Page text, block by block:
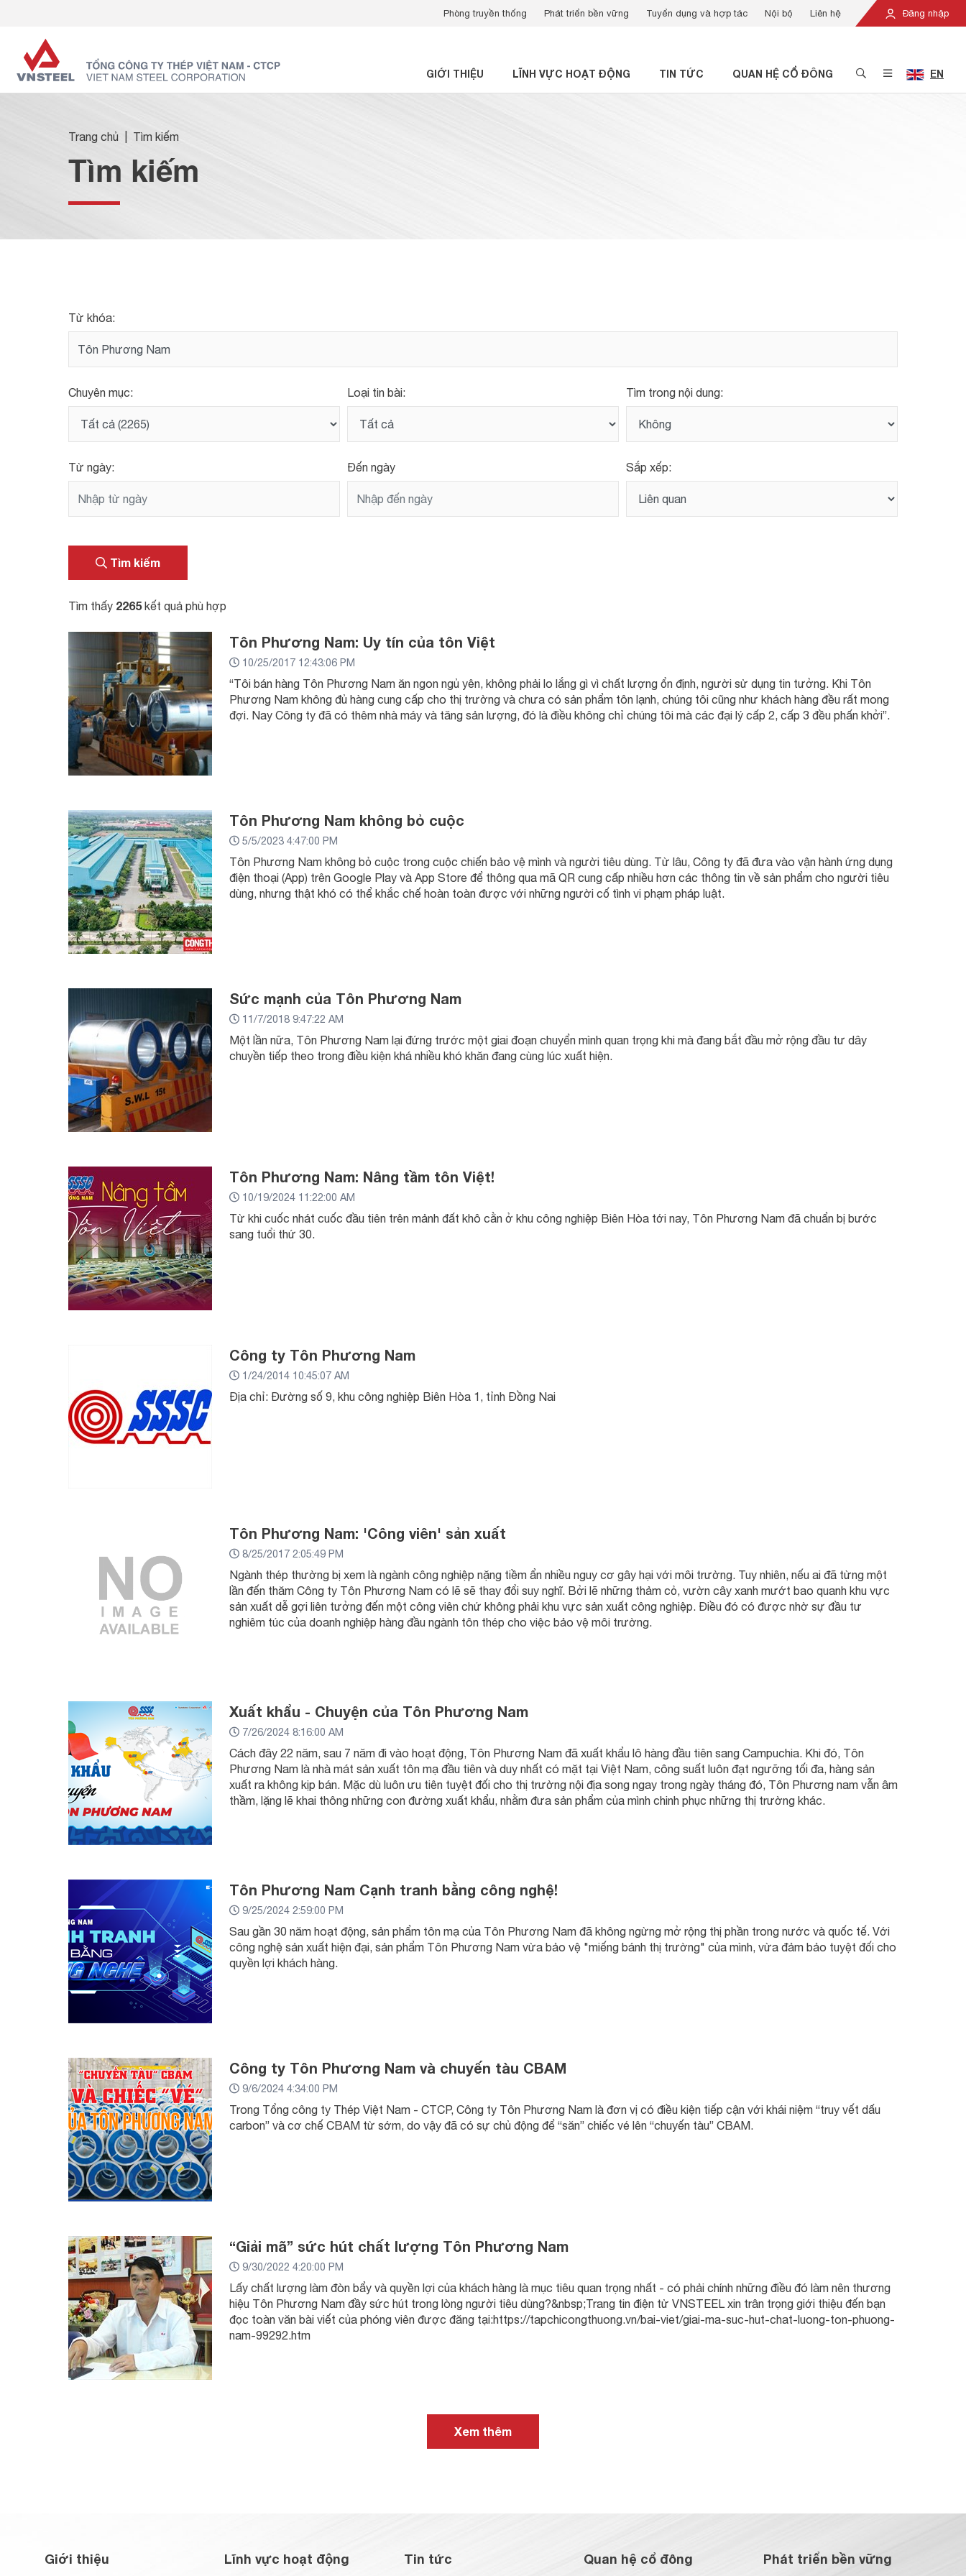
Đăng nhập
Phòng truyền thống Phát triển bền vững Tuyển dụng và hợp tác Nội bộ Liên hệ
GIỚI THIỆU LĨNH VỰC HOẠT ĐỘNG TIN TỨC QUAN HỆ CỔ ĐÔNG EN
Trang chủ Tìm kiếm
Tìm kiếm
Từ khóa:
Chuyên mục: Loại tin bài: Tìm trong nội dung:
Từ ngày: Đến ngày Sắp xếp:
Tìm kiếm
Tìm thấy 2265kết quả phù hợp
Tôn Phương Nam: Uy tín của tôn Việt
10/25/2017 12:43:06 PM
“Tôi bán hàng Tôn Phương Nam ăn ngon ngủ yên, không phải lo lắng gì vì chất lượng ổn định, người sử dụng tin tưởng. Khi Tôn
Phương Nam không đủ hàng cung cấp cho thị trường và chưa có sản phẩm tôn lạnh, chúng tôi cũng như khách hàng đều rất mong
đợi. Nay Công ty đã có thêm nhà máy và tăng sản lượng, đó là điều không chỉ chúng tôi mà các đại lý cấp 2, cấp 3 đều phấn khởi”.
Tôn Phương Nam không bỏ cuộc
5/5/2023 4:47:00 PM
Tôn Phương Nam không bỏ cuộc trong cuộc chiến bảo vệ mình và người tiêu dùng. Từ lâu, Công ty đã đưa vào vận hành ứng dụng
điện thoại (App) trên Google Play và App Store để thông qua mã QR cung cấp nhiều hơn các thông tin về sản phẩm cho người tiêu
dùng, nhưng thật khó có thể khắc chế hoàn toàn được với những người cố tình vi phạm pháp luật.
Sức mạnh của Tôn Phương Nam
11/7/2018 9:47:22 AM
Một lần nữa, Tôn Phương Nam lại đứng trước một giai đoạn chuyển mình quan trọng khi mà đang bắt đầu mở rộng đầu tư dây
chuyền tiếp theo trong điều kiện khá nhiều khó khăn đang cùng lúc xuất hiện.
Tôn Phương Nam: Nâng tầm tôn Việt!
10/19/2024 11:22:00 AM
Từ khi cuốc nhát cuốc đầu tiên trên mảnh đất khô cằn ở khu công nghiệp Biên Hòa tới nay, Tôn Phương Nam đã chuẩn bị bước
sang tuổi thứ 30.
Công ty Tôn Phương Nam
1/24/2014 10:45:07 AM
Địa chỉ: Đường số 9, khu công nghiệp Biên Hòa 1, tỉnh Đồng Nai
Tôn Phương Nam: 'Công viên' sản xuất
8/25/2017 2:05:49 PM
Ngành thép thường bị xem là ngành công nghiệp nặng tiềm ẩn nhiều nguy cơ gây hại với môi trường. Tuy nhiên, nếu ai đã từng một
lần đến thăm Công ty Tôn Phương Nam có lẽ sẽ thay đổi suy nghĩ. Bởi lẽ những thảm cỏ, vườn cây xanh mướt bao quanh khu vực
sản xuất dễ gợi liên tưởng đến một công viên chứ không phải khu vực sản xuất công nghiệp. Điều đó có được nhờ sự đầu tư
nghiêm túc của doanh nghiệp hàng đầu ngành tôn thép cho việc bảo vệ môi trường.
Xuất khẩu - Chuyện của Tôn Phương Nam
7/26/2024 8:16:00 AM
Cách đây 22 năm, sau 7 năm đi vào hoạt động, Tôn Phương Nam đã xuất khẩu lô hàng đầu tiên sang Campuchia. Khi đó, Tôn
Phương Nam là nhà mát sản xuất tôn mạ đầu tiên và duy nhất có mặt tại Việt Nam, công suất luôn đạt ngưỡng tối đa, hàng sản
xuất ra không kịp bán. Mặc dù luôn ưu tiên tuyệt đối cho thị trường nội địa song ngay trong ngày tháng đó, Tôn Phương nam vẫn âm
thầm, lặng lẽ khai thông những con đường xuất khẩu, nhằm đưa sản phẩm của mình chinh phục những thị trường khác.
Tôn Phương Nam Cạnh tranh bằng công nghệ!
9/25/2024 2:59:00 PM
Sau gần 30 năm hoạt động, sản phẩm tôn mạ của Tôn Phương Nam đã không ngừng mở rộng thị phần trong nước và quốc tế. Với
công nghệ sản xuất hiện đại, sản phẩm Tôn Phương Nam vừa bảo vệ "miếng bánh thị trường" của mình, vừa đảm bảo tuyệt đối cho
quyền lợi khách hàng.
Công ty Tôn Phương Nam và chuyến tàu CBAM
9/6/2024 4:34:00 PM
Trong Tổng công ty Thép Việt Nam - CTCP, Công ty Tôn Phương Nam là đơn vị có điều kiện tiếp cận với khái niệm “truy vết dấu
carbon” và cơ chế CBAM từ sớm, do vậy đã có sự chủ động để “săn” chiếc vé lên “chuyến tàu” CBAM.
“Giải mã” sức hút chất lượng Tôn Phương Nam
9/30/2022 4:20:00 PM
Lấy chất lượng làm đòn bẩy và quyền lợi của khách hàng là mục tiêu quan trọng nhất - có phải chính những điều đó làm nên thương
hiệu Tôn Phương Nam đầy sức hút trong lòng người tiêu dùng?&nbsp;Trang tin điện tử VNSTEEL xin trân trọng giới thiệu đến bạn
đọc toàn văn bài viết của phóng viên được đăng tại:https://tapchicongthuong.vn/bai-viet/giai-ma-suc-hut-chat-luong-ton-phuong-
nam-99292.htm
Xem thêm
Giới thiệu Lĩnh vực hoạt động Tin tức Quan hệ cổ đông Phát triển bền vững